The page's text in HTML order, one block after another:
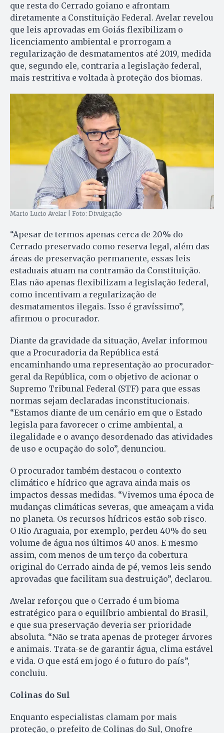
que resta do Cerrado goiano e afrontam
diretamente a Constituição Federal. Avelar revelou
que leis aprovadas em Goiás flexibilizam o
licenciamento ambiental e prorrogam a
regularização de desmatamentos até 2019, medida
que, segundo ele, contraria a legislação federal,
mais restritiva e voltada à proteção dos biomas.
Mario Lucio Avelar | Foto: Divulgação
“Apesar de termos apenas cerca de 20% do
Cerrado preservado como reserva legal, além das
áreas de preservação permanente, essas leis
estaduais atuam na contramão da Constituição.
Elas não apenas flexibilizam a legislação federal,
como incentivam a regularização de
desmatamentos ilegais. Isso é gravíssimo”,
afirmou o procurador.
Diante da gravidade da situação, Avelar informou
que a Procuradoria da República está
encaminhando uma representação ao procurador-
geral da República, com o objetivo de acionar o
Supremo Tribunal Federal (STF) para que essas
normas sejam declaradas inconstitucionais.
“Estamos diante de um cenário em que o Estado
legisla para favorecer o crime ambiental, a
ilegalidade e o avanço desordenado das atividades
de uso e ocupação do solo”, denunciou.
O procurador também destacou o contexto
climático e hídrico que agrava ainda mais os
impactos dessas medidas. “Vivemos uma época de
mudanças climáticas severas, que ameaçam a vida
no planeta. Os recursos hídricos estão sob risco.
O Rio Araguaia, por exemplo, perdeu 40% do seu
volume de água nos últimos 40 anos. E mesmo
assim, com menos de um terço da cobertura
original do Cerrado ainda de pé, vemos leis sendo
aprovadas que facilitam sua destruição”, declarou.
Avelar reforçou que o Cerrado é um bioma
estratégico para o equilíbrio ambiental do Brasil,
e que sua preservação deveria ser prioridade
absoluta. “Não se trata apenas de proteger árvores
e animais. Trata-se de garantir água, clima estável
e vida. O que está em jogo é o futuro do país”,
concluiu.
Colinas do Sul
Enquanto especialistas clamam por mais
proteção, o prefeito de Colinas do Sul, Onofre